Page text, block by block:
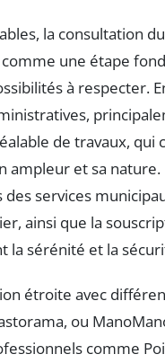
la consultation
une étape
à respecter.
de travaux, qui
ampleur et sa nature.
services
ainsi que la
la sérénité et la
étroite avec
ou
comme